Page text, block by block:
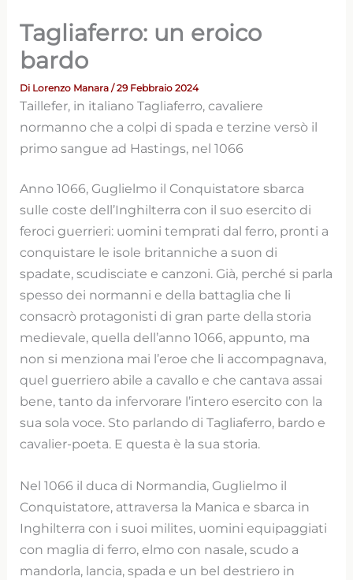
Tagliaferro: un eroico
bardo
Di Lorenzo Manara/ 29 Febbraio 2024
Taillefer, in italiano Tagliaferro, cavaliere
normanno che a colpi di spada e terzine versò il
primo sangue ad Hastings, nel 1066
Anno 1066, Guglielmo il Conquistatore sbarca
sulle coste dell’Inghilterra con il suo esercito di
feroci guerrieri: uomini temprati dal ferro, pronti a
conquistare le isole britanniche a suon di
spadate, scudisciate e canzoni. Già, perché si parla
spesso dei normanni e della battaglia che li
consacrò protagonisti di gran parte della storia
medievale, quella dell’anno 1066, appunto, ma
non si menziona mai l’eroe che li accompagnava,
quel guerriero abile a cavallo e che cantava assai
bene, tanto da infervorare l’intero esercito con la
sua sola voce. Sto parlando di Tagliaferro, bardo e
cavalier-poeta. E questa è la sua storia.
Nel 1066 il duca di Normandia, Guglielmo il
Conquistatore, attraversa la Manica e sbarca in
Inghilterra con i suoi milites, uomini equipaggiati
con maglia di ferro, elmo con nasale, scudo a
mandorla, lancia, spada e un bel destriero in